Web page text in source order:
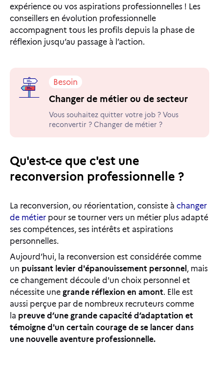
expérience ou vos aspirations professionnelles ! Les
conseillers en évolution professionnelle
accompagnent tous les profils depuis la phase de
réflexion jusqu’au passage à l’action.
Besoin
Changer de métier ou de secteur
Vous souhaitez quitter votre job ? Vous
reconvertir ? Changer de métier ?
Qu'est-ce que c'est une
reconversion professionnelle ?
La reconversion, ou réorientation, consiste à changer
de métier pour se tourner vers un métier plus adapté
ses compétences, ses intérêts et aspirations
personnelles.
Aujourd’hui, la reconversion est considérée comme
un puissant levier d'épanouissement personnel , mais
ce changement découle d'un choix personnel et
nécessite une grande réflexion en amont. Elle est
aussi perçue par de nombreux recruteurs comme
la preuve d’une grande capacité d’adaptation et
témoigne d'un certain courage de se lancer dans
une nouvelle aventure professionnelle.